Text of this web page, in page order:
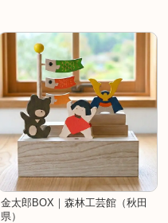
金太郎BOX｜森林工芸館（秋田
県）